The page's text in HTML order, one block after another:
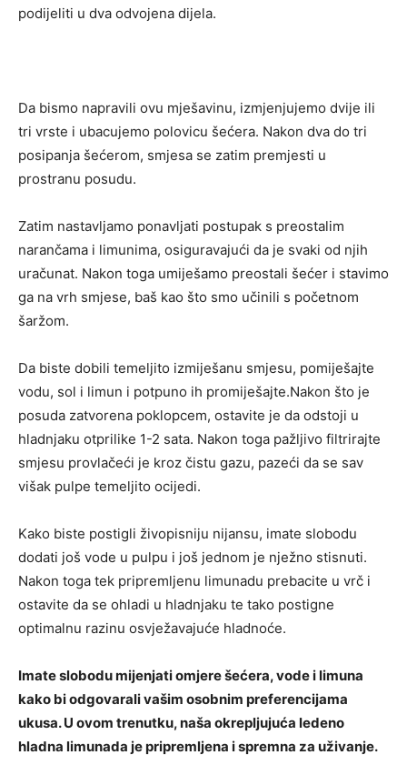
podijeliti u dva odvojena dijela.
Da bismo napravili ovu mješavinu, izmjenjujemo dvije ili
tri vrste i ubacujemo polovicu šećera. Nakon dva do tri
posipanja šećerom, smjesa se zatim premjesti u
prostranu posudu.
Zatim nastavljamo ponavljati postupak s preostalim
narančama i limunima, osiguravajući da je svaki od njih
uračunat. Nakon toga umiješamo preostali šećer i stavimo
ga na vrh smjese, baš kao što smo učinili s početnom
šaržom.
Da biste dobili temeljito izmiješanu smjesu, pomiješajte
vodu, sol i limun i potpuno ih promiješajte.Nakon što je
posuda zatvorena poklopcem, ostavite je da odstoji u
hladnjaku otprilike 1-2 sata. Nakon toga pažljivo filtrirajte
smjesu provlačeći je kroz čistu gazu, pazeći da se sav
višak pulpe temeljito ocijedi.
Kako biste postigli živopisniju nijansu, imate slobodu
dodati još vode u pulpu i još jednom je nježno stisnuti.
Nakon toga tek pripremljenu limunadu prebacite u vrč i
ostavite da se ohladi u hladnjaku te tako postigne
optimalnu razinu osvježavajuće hladnoće.
Imate slobodu mijenjati omjere šećera, vode i limuna
kako bi odgovarali vašim osobnim preferencijama
ukusa. U ovom trenutku, naša okrepljujuća ledeno
hladna limunada je pripremljena i spremna za uživanje.